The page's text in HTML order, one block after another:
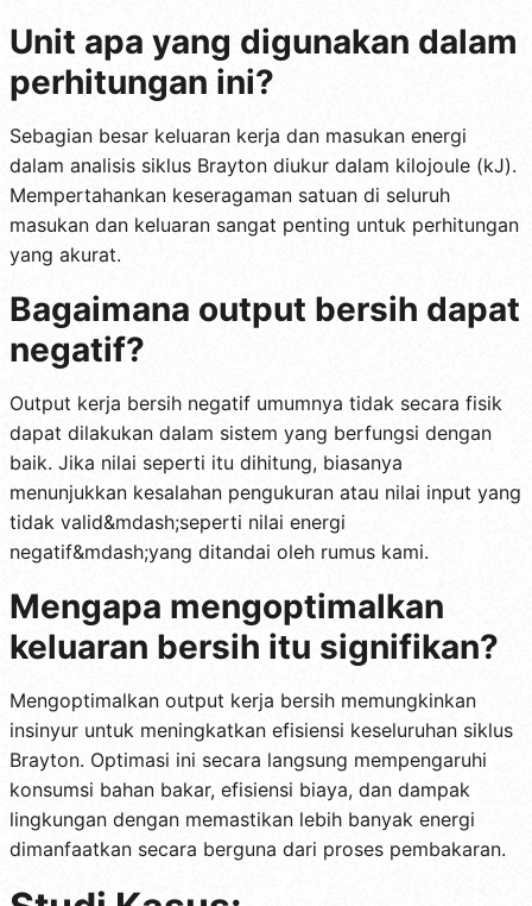
Unit apa yang digunakan dalam
perhitungan ini?
Sebagian besar keluaran kerja dan masukan energi
dalam analisis siklus Brayton diukur dalam kilojoule (kJ).
Mempertahankan keseragaman satuan di seluruh
masukan dan keluaran sangat penting untuk perhitungan
yang akurat.
Bagaimana output bersih dapat
negatif?
Output kerja bersih negatif umumnya tidak secara fisik
dapat dilakukan dalam sistem yang berfungsi dengan
baik. Jika nilai seperti itu dihitung, biasanya
menunjukkan kesalahan pengukuran atau nilai input yang
tidak valid&mdash;seperti nilai energi
negatif&mdash;yang ditandai oleh rumus kami.
Mengapa mengoptimalkan
keluaran bersih itu signifikan?
Mengoptimalkan output kerja bersih memungkinkan
insinyur untuk meningkatkan efisiensi keseluruhan siklus
Brayton. Optimasi ini secara langsung mempengaruhi
konsumsi bahan bakar, efisiensi biaya, dan dampak
lingkungan dengan memastikan lebih banyak energi
dimanfaatkan secara berguna dari proses pembakaran.